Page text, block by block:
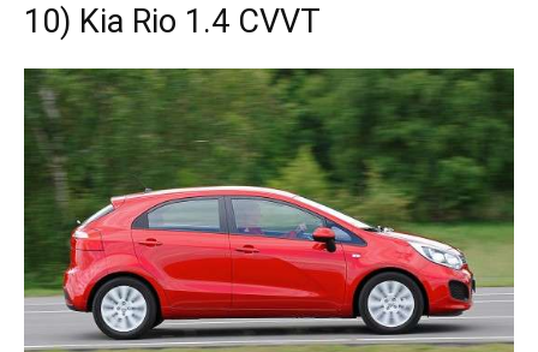
10) Kia Rio 1.4 CVVT